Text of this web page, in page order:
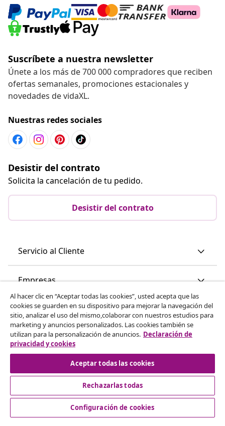
Suscríbete a nuestra newsletter
Únete a los más de 700 000 compradores que reciben
ofertas semanales, promociones estacionales y
novedades de vidaXL.
Nuestras redes sociales
Desistir del contrato
Solicita la cancelación de tu pedido.
Desistir del contrato
Servicio al Cliente
Empresas
vidaXL
Descubre mas
© 2008-2026 vidaXL www.vidaxl.es es una página web de
Al hacer clic en “Aceptar todas las cookies”, usted acepta que las
cookies se guarden en su dispositivo para mejorar la navegación del
sitio, analizar el uso del mismo,colaborar con nuestros estudios para
marketing y anuncios personalizados. Las cookies también se
utilizan para la personalización de anuncios. Declaración de
privacidad y cookies
Aceptar todas las cookies
Rechazarlas todas
Configuración de cookies